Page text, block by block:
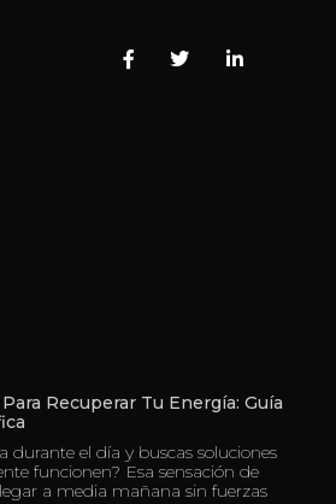
Recuperar Tu Energía: Guía
durante el día y buscas soluciones
funcionen? Esa sensación de
a media mañana sin fuerzas